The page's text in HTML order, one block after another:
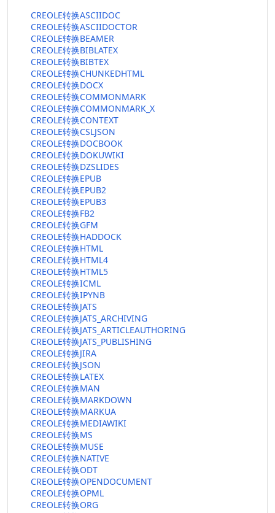
CREOLE转换ASCIIDOC
CREOLE转换ASCIIDOCTOR
CREOLE转换BEAMER
CREOLE转换BIBLATEX
CREOLE转换BIBTEX
CREOLE转换CHUNKEDHTML
CREOLE转换DOCX
CREOLE转换COMMONMARK
CREOLE转换COMMONMARK_X
CREOLE转换CONTEXT
CREOLE转换CSLJSON
CREOLE转换DOCBOOK
CREOLE转换DOKUWIKI
CREOLE转换DZSLIDES
CREOLE转换EPUB
CREOLE转换EPUB2
CREOLE转换EPUB3
CREOLE转换FB2
CREOLE转换GFM
CREOLE转换HADDOCK
CREOLE转换HTML
CREOLE转换HTML4
CREOLE转换HTML5
CREOLE转换ICML
CREOLE转换IPYNB
CREOLE转换JATS
CREOLE转换JATS_ARCHIVING
CREOLE转换JATS_ARTICLEAUTHORING
CREOLE转换JATS_PUBLISHING
CREOLE转换JIRA
CREOLE转换JSON
CREOLE转换LATEX
CREOLE转换MAN
CREOLE转换MARKDOWN
CREOLE转换MARKUA
CREOLE转换MEDIAWIKI
CREOLE转换MS
CREOLE转换MUSE
CREOLE转换NATIVE
CREOLE转换ODT
CREOLE转换OPENDOCUMENT
CREOLE转换OPML
CREOLE转换ORG